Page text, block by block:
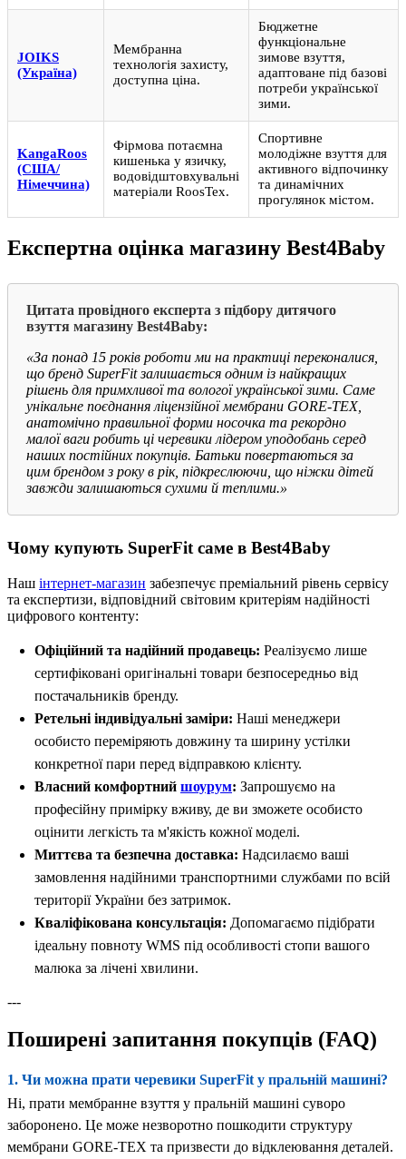
JOIKS
(Україна)
Мембранна
технологія захисту,
доступна ціна.
Бюджетне
функціональне
зимове взуття,
адаптоване під базові
потреби української
зими.
KangaRoos
(США/
Німеччина)
Фірмова потаємна
кишенька у язичку,
водовідштовхувальні
матеріали RoosTex.
Спортивне
молодіжне взуття для
активного відпочинку
та динамічних
прогулянок містом.
Експертна оцінка магазину Best4Baby
Цитата провідного експерта з підбору дитячого
взуття магазину Best4Baby:
«За понад 15 років роботи ми на практиці переконалися,
що бренд SuperFit залишається одним із найкращих
рішень для примхливої та вологої української зими. Саме
унікальне поєднання ліцензійної мембрани GORE-TEX,
анатомічно правильної форми носочка та рекордно
малої ваги робить ці черевики лідером уподобань серед
наших постійних покупців. Батьки повертаються за
цим брендом з року в рік, підкреслюючи, що ніжки дітей
завжди залишаються сухими й теплими.»
Чому купують SuperFit саме в Best4Baby
Наш інтернет-магазин забезпечує преміальний рівень сервісу
та експертизи, відповідний світовим критеріям надійності
цифрового контенту:
Офіційний та надійний продавець: Реалізуємо лише
сертифіковані оригінальні товари безпосередньо від
постачальників бренду.
Ретельні індивідуальні заміри: Наші менеджери
особисто переміряють довжину та ширину устілки
конкретної пари перед відправкою клієнту.
Власний комфортний шоурум: Запрошуємо на
професійну примірку вживу, де ви зможете особисто
оцінити легкість та м'якість кожної моделі.
Миттєва та безпечна доставка: Надсилаємо ваші
замовлення надійними транспортними службами по всій
території України без затримок.
Кваліфікована консультація: Допомагаємо підібрати
ідеальну повноту WMS під особливості стопи вашого
малюка за лічені хвилини.
---
Поширені запитання покупців (FAQ)
1. Чи можна прати черевики SuperFit у пральній машині?
Ні, прати мембранне взуття у пральній машині суворо
заборонено. Це може незворотно пошкодити структуру
мембрани GORE-TEX та призвести до відклеювання деталей.